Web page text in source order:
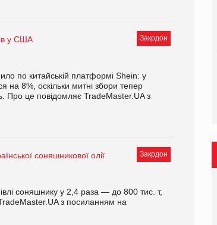
Закрдон
у США
по китайській платформі Shein: у
на 8%, оскільки митні збори тепер
Про це повідомляє TradeMaster.UA з
Закрдон
соняшникової олії
соняшнику у 2,4 раза — до 800 тис. т,
з посиланням на